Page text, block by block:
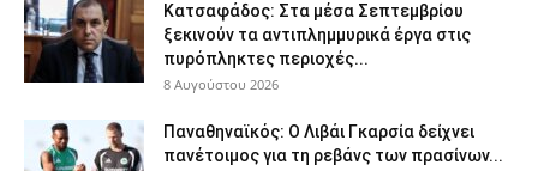
Κατσαφάδος: Στα μέσα Σεπτεμβρίου
ξεκινούν τα αντιπλημμυρικά έργα στις
πυρόπληκτες περιοχές...
8 Αυγούστου 2026
Παναθηναϊκός: Ο Λιβάι Γκαρσία δείχνει
πανέτοιμος για τη ρεβάνς των πρασίνων...